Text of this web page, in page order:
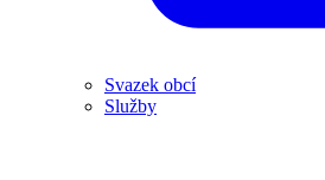
Svazek obcí
Služby